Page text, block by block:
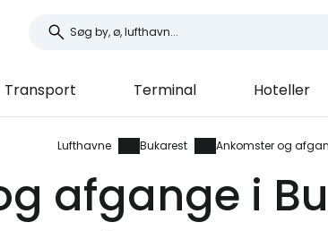
Transport Terminal Hoteller
Lufthavne Bukarest Ankomster og
afgange i